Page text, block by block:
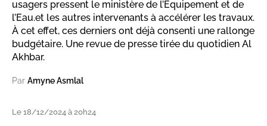
usagers pressent le ministère de l’Équipement et de
l’Eau.et les autres intervenants à accélérer les travaux.
À cet effet, ces derniers ont déjà consenti une rallonge
budgétaire. Une revue de presse tirée du quotidien Al
Akhbar.
Par Amyne Asmlal
Le 18/12/2024 à 20h24